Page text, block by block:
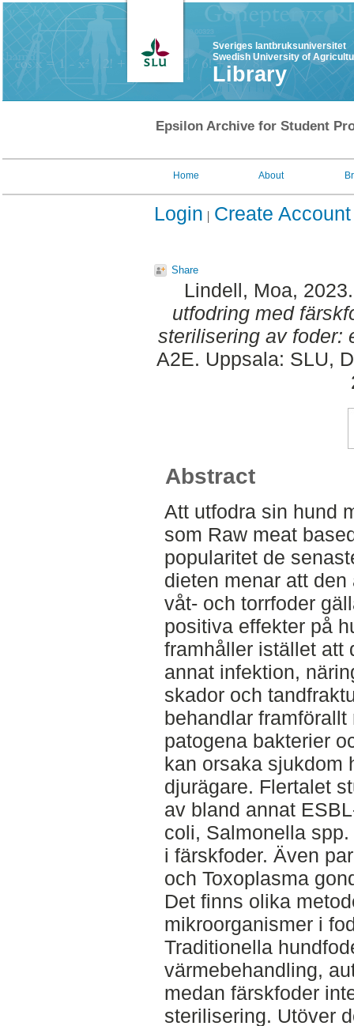
Sveriges lantbruksuniversitet
Swedish University of
Library
Epsilon Archive for Student
Home About
Login Create Account
Share
Lindell, Moa,
utfodring med
sterilisering av foder:
A2E. Uppsala: SLU,
Abstract
Att utfodra sin hund
som Raw meat
popularitet de
dieten menar att
våt- och torrfoder
positiva effekter på
framhåller istället att
annat infektion,
skador och
behandlar
patogena bakterier
kan orsaka sjukdom
djurägare. Flertalet
av bland annat
coli, Salmonella
i färskfoder. Även
och Toxoplasma
Det finns olika
mikroorganismer i
Traditionella
värmebehandling,
medan färskfoder
sterilisering. Utöver